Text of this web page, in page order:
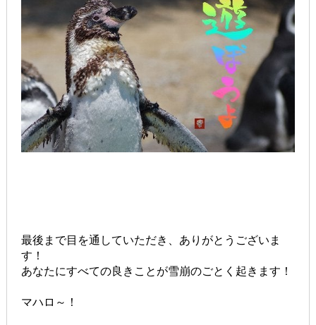
最後まで目を通していただき、ありがとうございま
す！
あなたにすべての良きことが雪崩のごとく起きます！
マハロ～！